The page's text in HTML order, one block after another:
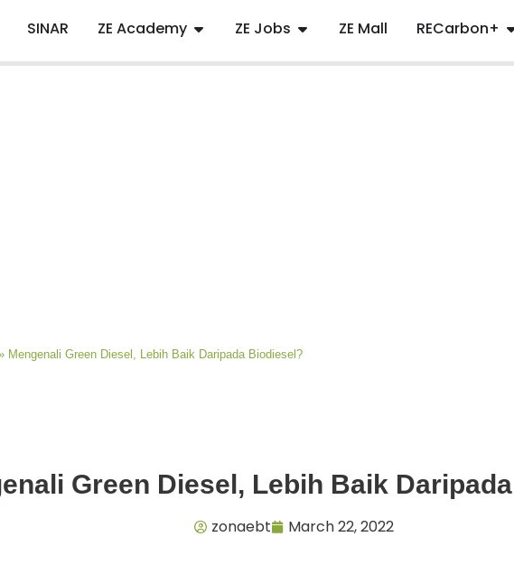
SINAR ZE Academy ZE Jobs ZE Mall RECarbon+
Mengenali Green Diesel, Lebih Baik Daripada Biodiesel?
Green Diesel, Lebih Baik
zonaebt March 22, 2022